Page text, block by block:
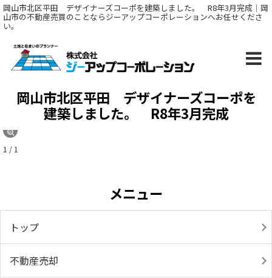
岡山市北区平田 デザイナーズコーポを建築しました。 R8年3月完成｜岡
山市の不動産売買のことならジーアップコーポレーションへお任せくださ
い。
岡山市北区平田 デザイナーズコーポを
建築しました。 R8年3月完成
1 / 1
メニュー
トップ
不動産売却